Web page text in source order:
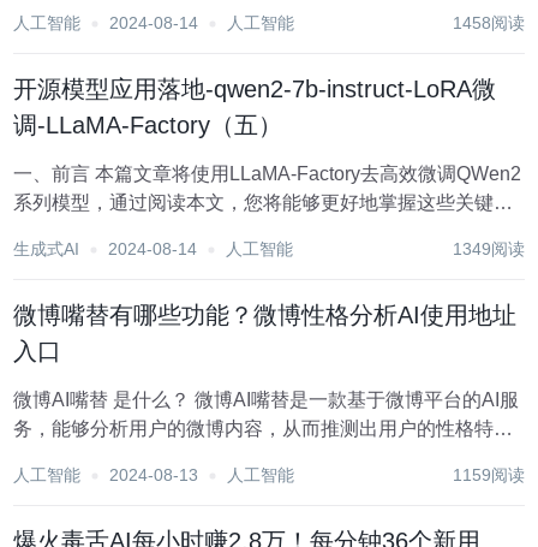
目标: 深入了解大型语言模型（如GPT-...
人工智能 2024-08-14 人工智能 1458阅读
开源模型应用落地-qwen2-7b-instruct-LoRA微
调-LLaMA-Factory（五）
一、前言 本篇文章将使用LLaMA-Factory去高效微调QWen2
系列模型，通过阅读本文，您将能够更好地掌握这些关键技
二、术语介绍 2.1. LoRA微调 LoRA (Low...
生成式AI 2024-08-14 人工智能 1349阅读
微博嘴替有哪些功能？微博性格分析AI使用地址
入口
微博AI嘴替 是什么？ 微博AI嘴替是一款基于微博平台的AI服
务，能够分析用户的微博内容，从而推测出用户的性格特
户的语言风格、话题偏好等信息，为用户提供个性化的性格
人工智能 2024-08-13 人工智能 1159阅读
爆火毒舌AI每小时赚2.8万！每分钟36个新用